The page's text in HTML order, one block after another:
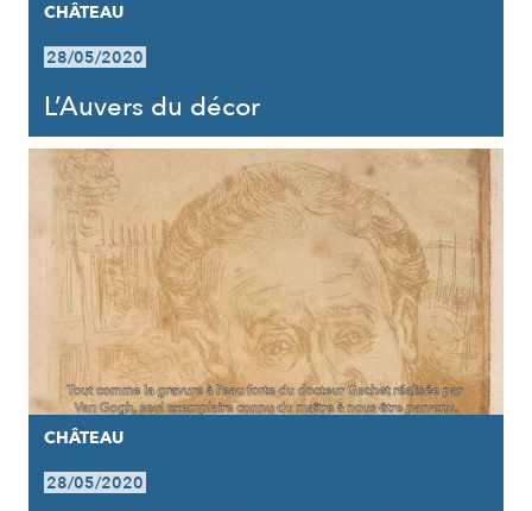
CHÂTEAU
28/05/2020
L’Auvers du décor
CHÂTEAU
28/05/2020